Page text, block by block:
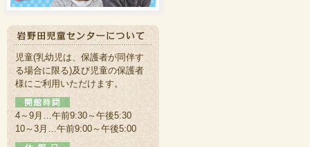
児童(乳幼児は、保護者が同伴す
る場合に限る)及び児童の保護者
様にご利用いただけます。
4～9月…午前9:30～午後5:30
10～3月…午前9:00～午後5:00